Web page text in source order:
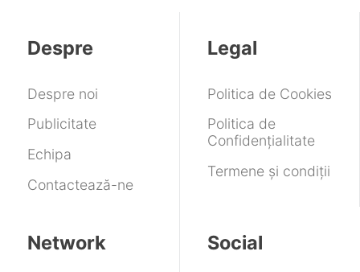
Despre
Despre noi
Publicitate
Echipa
Contactează-ne
Legal
Politica de Cookies
Politica de
Confidențialitate
Termene și condiții
Network Social